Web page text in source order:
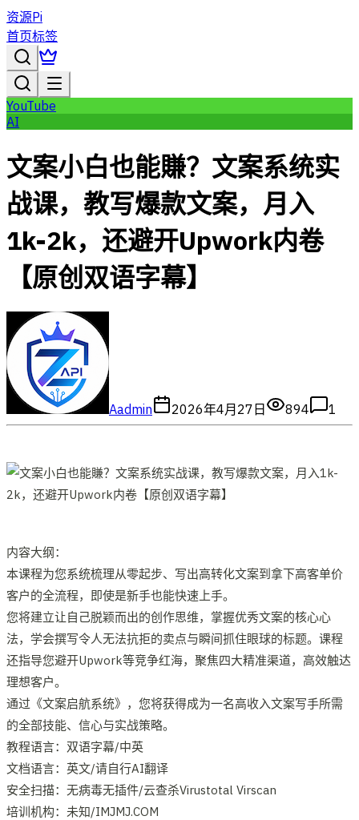
资源Pi
首页标签
YouTube
AI
文案小白也能賺？文案系统实
战课，教写爆款文案，月入
1k-2k，还避开Upwork内卷
【原创双语字幕】
Aadmin 2026年4月27日 894 1
内容大纲：
本课程为您系统梳理从零起步、写出高转化文案到拿下高客单价
客户的全流程，即使是新手也能快速上手。
您将建立让自己脱颖而出的创作思维，掌握优秀文案的核心心
法，学会撰写令人无法抗拒的卖点与瞬间抓住眼球的标题。课程
还指导您避开Upwork等竞争红海，聚焦四大精准渠道，高效触达
理想客户。
通过《文案启航系统》，您将获得成为一名高收入文案写手所需
的全部技能、信心与实战策略。
教程语言：双语字幕/中英
文档语言：英文/请自行AI翻译
安全扫描：无病毒无插件/云查杀Virustotal Virscan
培训机构：未知/IMJMJ.COM